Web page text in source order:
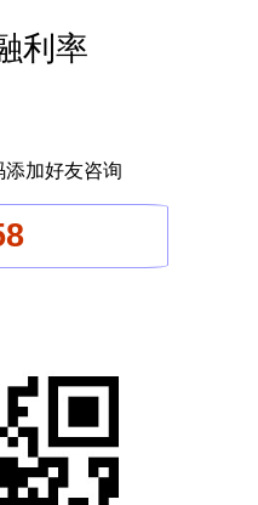
利率
加好友咨询